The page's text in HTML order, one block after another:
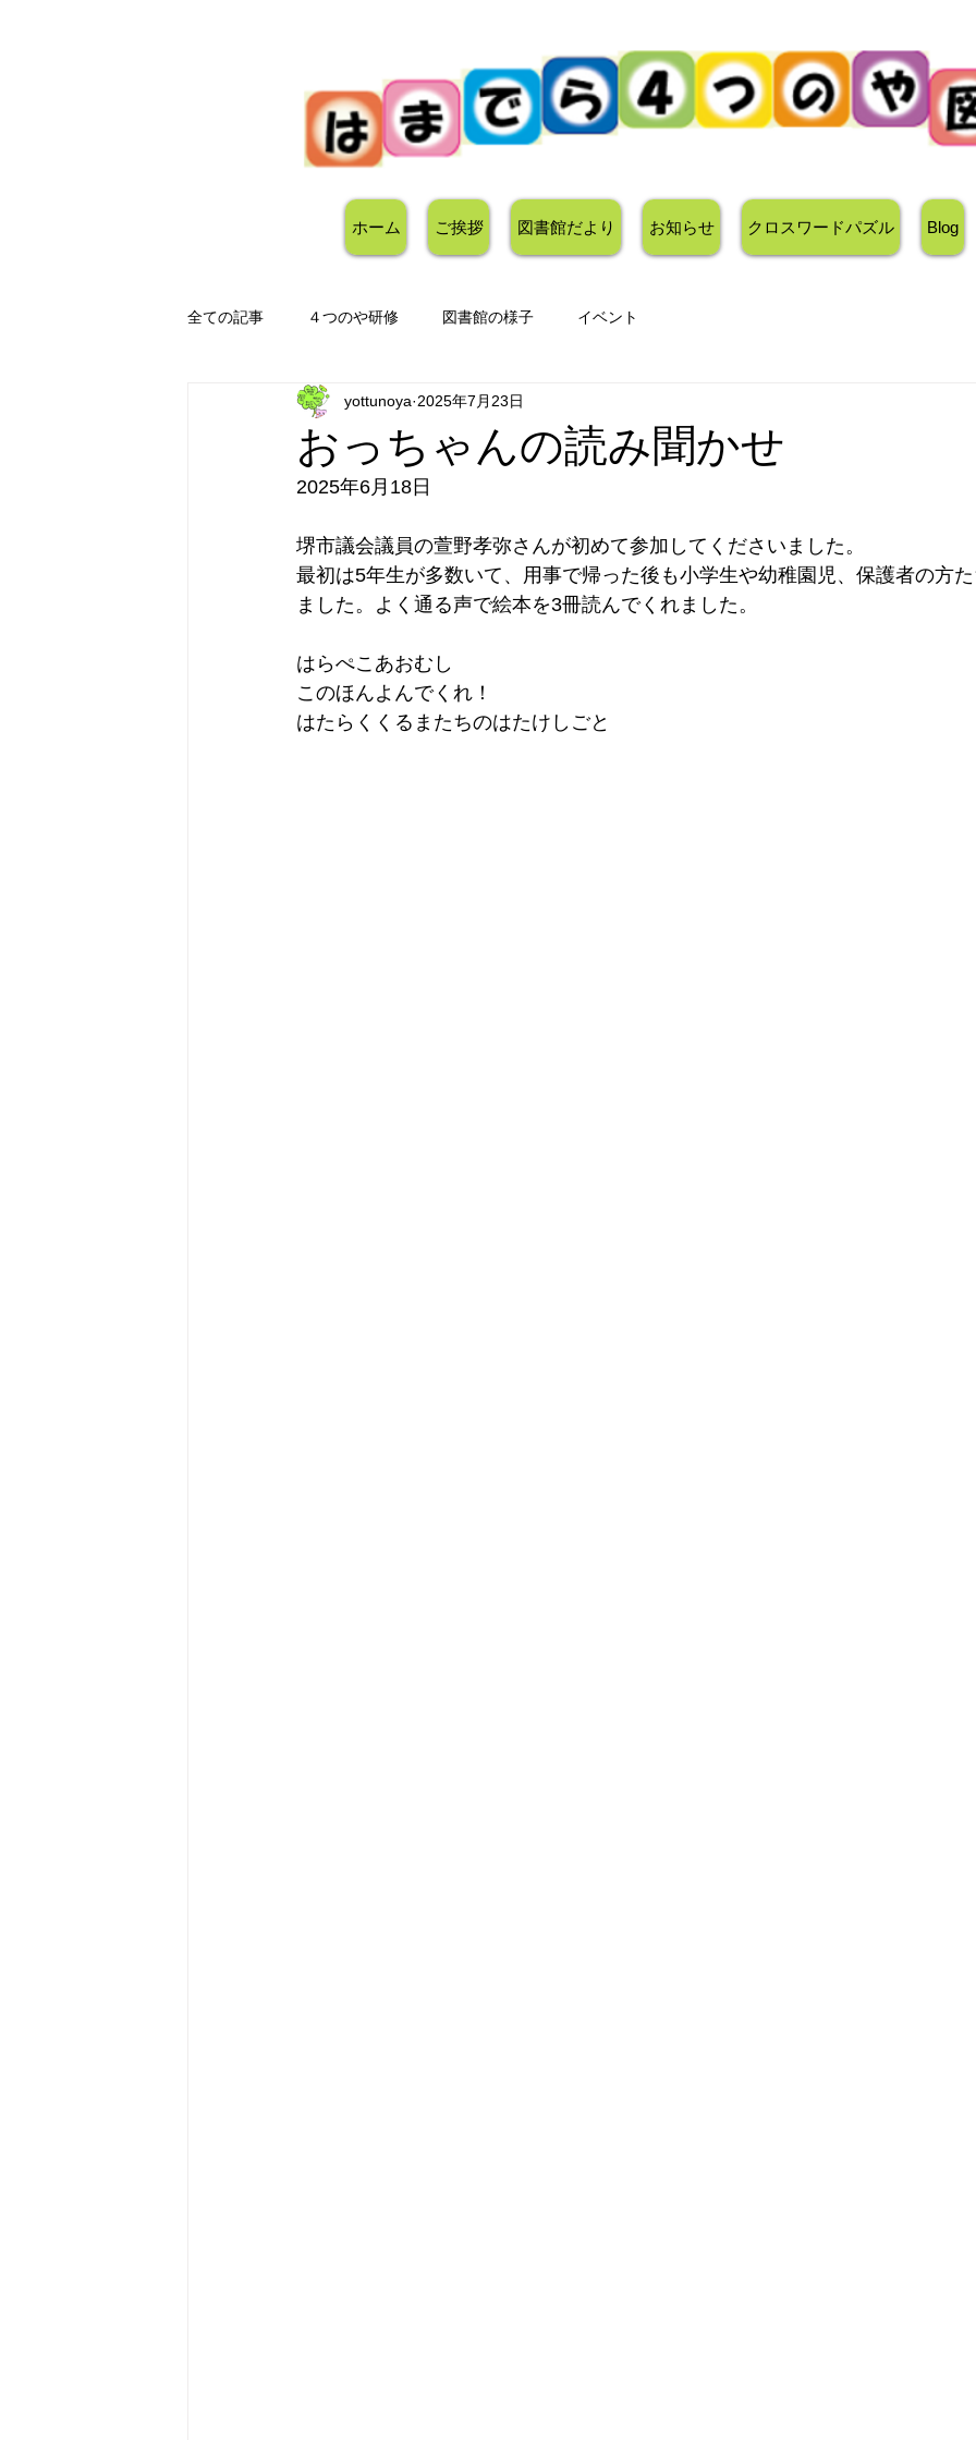
ホーム ご挨拶 図書館だより お知らせ クロスワードパズル Blog
全ての記事 ４つのや研修 図書館の様子 イベント
おっちゃんの読み聞かせ
yottunoya 2025年7月23日
2025年6月18日
堺市議会議員の萱野孝弥さんが初めて参加してくださいました。
最初は5年生が多数いて、用事で帰った後も小学生や幼稚園児、保護者の方
ました。よく通る声で絵本を3冊読んでくれました。
はらぺこあおむし
このほんよんでくれ！
はたらくくるまたちのはたけしごと